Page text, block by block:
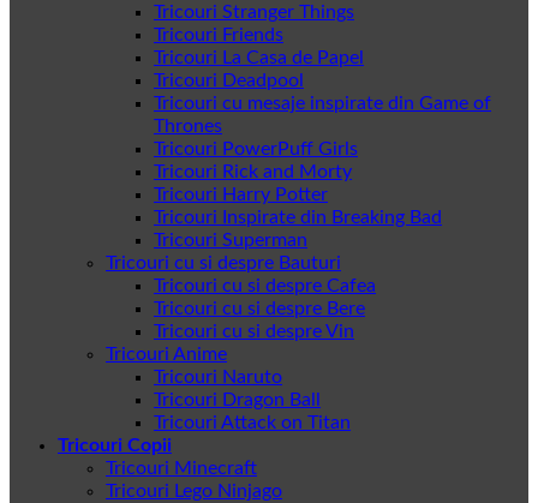
Tricouri Stranger Things
Tricouri Friends
Tricouri La Casa de Papel
Tricouri Deadpool
Tricouri cu mesaje inspirate din Game of
Thrones
Tricouri PowerPuff Girls
Tricouri Rick and Morty
Tricouri Harry Potter
Tricouri Inspirate din Breaking Bad
Tricouri Superman
Tricouri cu si despre Bauturi
Tricouri cu si despre Cafea
Tricouri cu si despre Bere
Tricouri cu si despre Vin
Tricouri Anime
Tricouri Naruto
Tricouri Dragon Ball
Tricouri Attack on Titan
Tricouri Copii
Tricouri Minecraft
Tricouri Lego Ninjago